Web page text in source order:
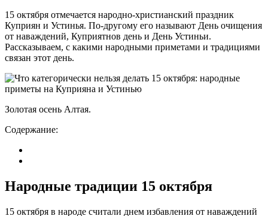
15 октября отмечается народно-христианский праздник
Куприян и Устинья. По-другому его называют День очищения
от наваждений, Куприятнов день и День Устиньи.
Рассказываем, с какими народными приметами и традициями
связан этот день.
Золотая осень Алтая.
Содержание:
Народные традиции 15 октября
15 октября в народе считали днем избавления от наваждений